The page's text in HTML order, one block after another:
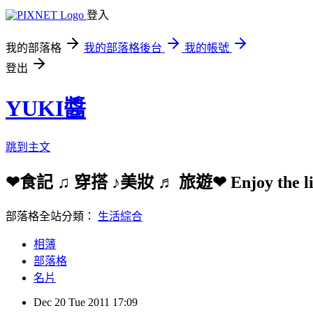
登入
我的部落格 我的部落格後台
我的帳號
登出
YUKI醬
跳到主文
❤食記 ♫ 穿搭 ♪美妝 ♬ 旅遊❤ Enjoy
部落格全站分類： 生活綜合
相簿
部落格
名片
Dec 20 Tue 2011 17:09